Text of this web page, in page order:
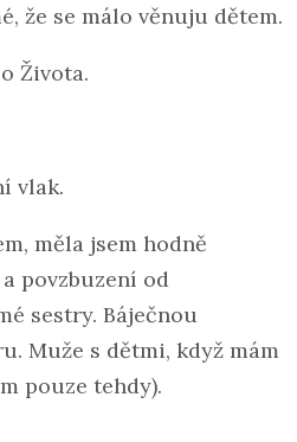
že se málo věnuju dětem.
Života.
vlak.
měla jsem hodně
povzbuzení od
sestry. Báječnou
Muže s dětmi, když mám
pouze tehdy).